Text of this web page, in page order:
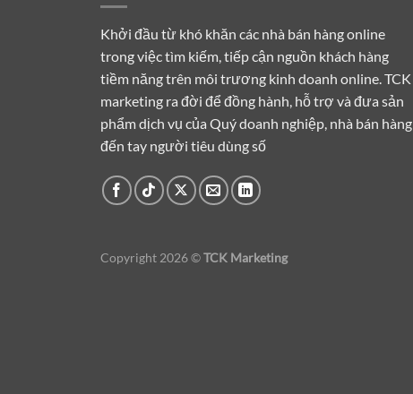
Khởi đầu từ khó khăn các nhà bán hàng online
trong việc tìm kiếm, tiếp cận nguồn khách hàng
tiềm năng trên môi trương kinh doanh online. TCK
marketing ra đời để đồng hành, hỗ trợ và đưa sản
phẩm dịch vụ của Quý doanh nghiệp, nhà bán hàng
đến tay người tiêu dùng số
Copyright 2026 ©TCK Marketing